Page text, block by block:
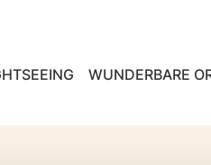
WUNDERBARE